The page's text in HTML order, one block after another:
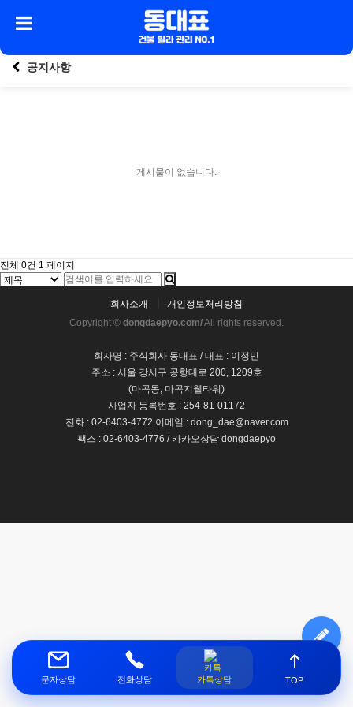
공지사항
게시물이 없습니다.
전체 0건 1 페이지
회사소개
개인정보처리방침
Copyright © dongdaepyo.com/All rights reserved.
회사명 : 주식회사 동대표 / 대표 : 이정민
주소 : 서울 강서구 공항대로 200, 1209호
(마곡동, 마곡지웰타워)
사업자 등록번호 : 254-81-01172
전화 : 02-6403-4772 이메일 : dong_dae@naver.com
팩스 : 02-6403-4776 / 카카오상담 dongdaepyo
문자상담 전화상담 카톡상담 TOP